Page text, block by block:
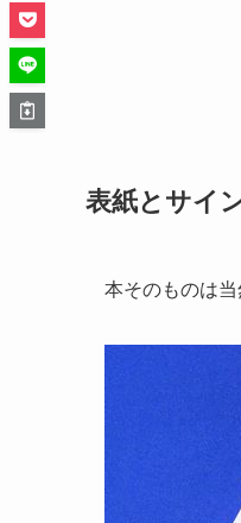
表紙とサイ
本そのものは